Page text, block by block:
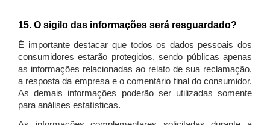
15. O sigilo das informações será resguardado?
É importante destacar que todos os dados pessoais dos
consumidores estarão protegidos, sendo públicas apenas
as informações relacionadas ao relato de sua reclamação,
a resposta da empresa e o comentário final do consumidor.
As demais informações poderão ser utilizadas somente
para análises estatísticas.